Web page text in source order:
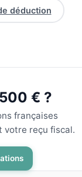
déduction
€ ?
françaises
votre reçu fiscal.